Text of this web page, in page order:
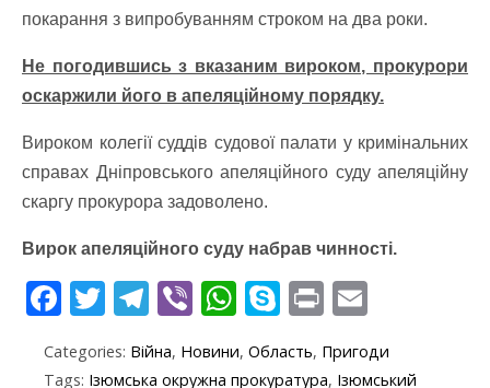
покарання з випробуванням строком на два роки.
Не погодившись з вказаним вироком, прокурори
оскаржили його в апеляційному порядку.
Вироком колегії суддів судової палати у кримінальних
справах Дніпровського апеляційного суду апеляційну
скаргу прокурора задоволено.
Вирок апеляційного суду набрав чинності.
F
e
T
itt
T
el
e
Vi
er
W
at
S
y
Pr
t ai
Categories: Війна, Новини, Область, Пригоди
Tags: Ізюмська окружна прокуратура, Ізюмський